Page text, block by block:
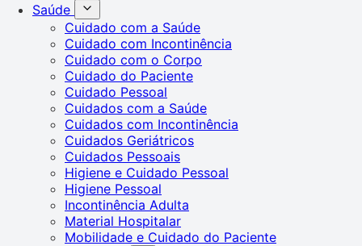
Saúde
Cuidado com a Saúde
Cuidado com Incontinência
Cuidado com o Corpo
Cuidado do Paciente
Cuidado Pessoal
Cuidados com a Saúde
Cuidados com Incontinência
Cuidados Geriátricos
Cuidados Pessoais
Higiene e Cuidado Pessoal
Higiene Pessoal
Incontinência Adulta
Material Hospitalar
Mobilidade e Cuidado do Paciente